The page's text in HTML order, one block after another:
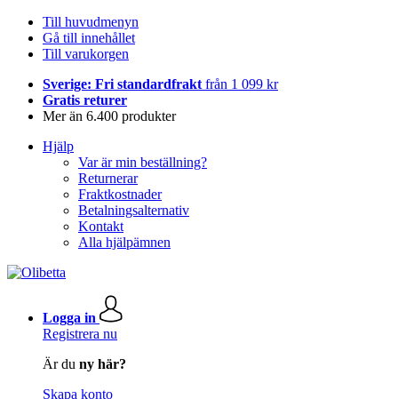
Till huvudmenyn
Gå till innehållet
Till varukorgen
Sverige: Fri standardfrakt från 1 099 kr
Gratis returer
Mer än 6.400 produkter
Hjälp
Var är min beställning?
Returnerar
Fraktkostnader
Betalningsalternativ
Kontakt
Alla hjälpämnen
Logga in
Registrera nu
Är du ny här?
Skapa konto